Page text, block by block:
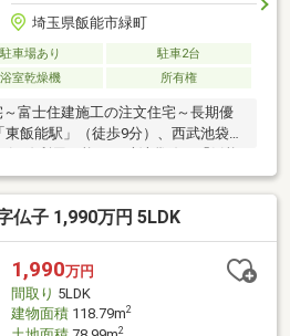
埼玉県飯能市緑町
駐車場あり
駐車2台
浴室乾燥機 所有権
富士住建施工の注文住宅～長期優
飯能駅」（徒歩9分）、西武池袋線
袋 約４０分！都内への交通アク
のオール電化住宅■約20帖の広々と
採光を確保した明るいLDK日中は
心地よい空間です。■駐車2台可能！
います！リビングとお庭をつなぐ
仏子 1,990万円 5LDK
1,990万円
間取り 5LDK
建物面積118.79m2
2